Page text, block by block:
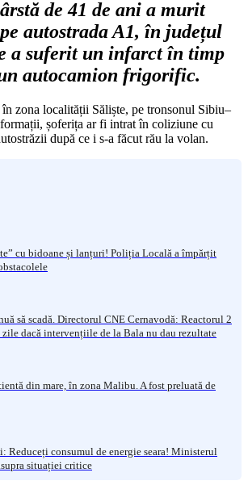
de 41 de ani a murit
autostrada A1, în județul
a suferit un infarct în timp
autocamion frigorific.
zona localității Săliște, pe tronsonul Sibiu–
șoferița ar fi intrat în coliziune cu
după ce i s-a făcut rău la volan.
cu bidoane și lanțuri! Poliția Locală a împărțit
să scadă. Directorul CNE Cernavodă: Reactorul 2
dacă intervențiile de la Bala nu dau rezultate
din mare, în zona Malibu. A fost preluată de
Reduceți consumul de energie seara! Ministerul
situației critice